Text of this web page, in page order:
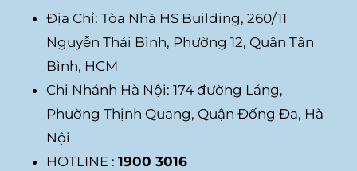
Địa Chỉ: Tòa Nhà HS Building, 260/11
Nguyễn Thái Bình, Phường 12, Quận Tân
Bình, HCM
Chi Nhánh Hà Nội: 174 đường Láng,
Phường Thịnh Quang, Quận Đống Đa, Hà
Nội
HOTLINE : 1900 3016